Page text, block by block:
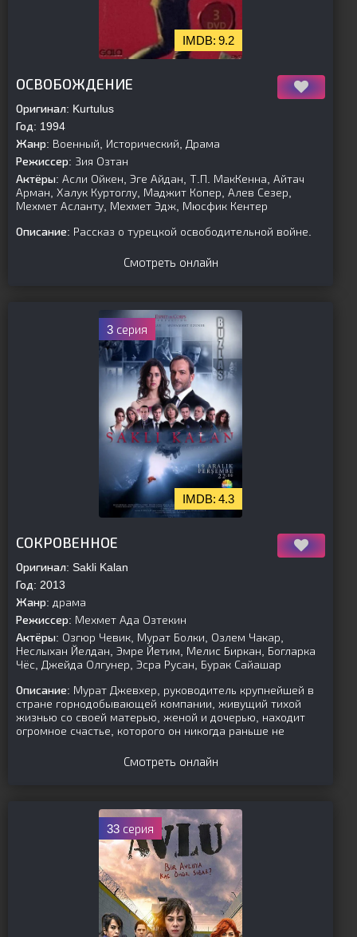
9.2
ОСВОБОЖДЕНИЕ
Оригинал: Kurtulus
Год: 1994
Жанр: Военный, Исторический, Драма
Режиссер: Зия Озтан
Актёры: Асли Ойкен, Эге Айдан, Т.П. МакКенна, Айтач
Арман, Халук Куртоглу, Маджит Копер, Алев Сезер,
Мехмет Асланту, Мехмет Эдж, Мюсфик Кентер
Описание: Рассказ о турецкой освободительной войне.
Смотреть онлайн
3 серия
4.3
СОКРОВЕННОЕ
Оригинал: Sakli Kalan
Год: 2013
Жанр: драма
Режиссер: Мехмет Ада Озтекин
Актёры: Озгюр Чевик, Мурат Болки, Озлем Чакар,
Неслыхан Йелдан, Эмре Йетим, Мелис Биркан, Богларка
Чёс, Джейда Олгунер, Эсра Русан, Бурак Сайашар
Описание: Мурат Джевхер, руководитель крупнейшей в
стране горнодобывающей компании, живущий тихой
жизнью со своей матерью, женой и дочерью, находит
огромное счастье, которого он никогда раньше не
Смотреть онлайн
33 серия